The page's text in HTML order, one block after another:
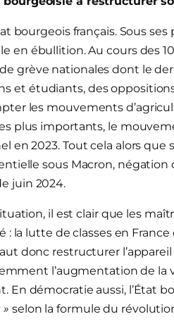
bourgeois français. Sous
en ébullition. Au cours des
grève nationales dont le
et étudiants, des
les mouvements
plus importants, le
en 2023. Tout cela alors que
sous Macron,
juin 2024.
il est clair que les
: la lutte de classes en
donc restructurer l’appareil
l’augmentation de la
En démocratie aussi, l’État
selon la formule du